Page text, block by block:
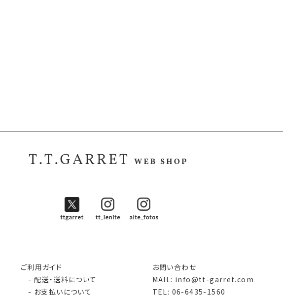
ご利用ガイド
- 配送・送料について
- お支払いについて
お問い合わせ
MAIL: info@tt-garret.com
TEL: 06-6435-1560